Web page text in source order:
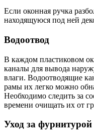
Если оконная ручка
находящуюся под ней
Водоотвод
В каждом пластиковом
каналы для вывода
влаги. Водоотводящие
рамы их легко можно
Необходимо следить за
времени очищать их от
Уход за фурнитурой